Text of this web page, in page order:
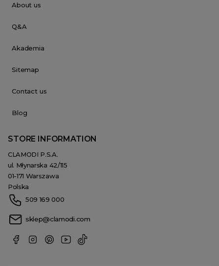
About us
Q&A
Akademia
Sitemap
Contact us
Blog
STORE INFORMATION
CLAMODI P.S.A.
ul. Młynarska 42/115
01-171 Warszawa
Polska
509 169 000
sklep@clamodi.com